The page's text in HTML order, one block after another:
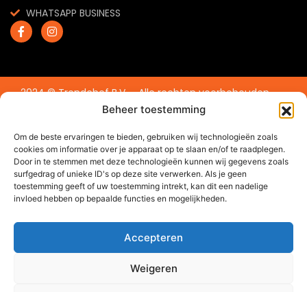
Beheer toestemming
Om de beste ervaringen te bieden, gebruiken wij technologieën zoals
cookies om informatie over je apparaat op te slaan en/of te raadplegen.
Door in te stemmen met deze technologieën kunnen wij gegevens zoals
surfgedrag of unieke ID's op deze site verwerken. Als je geen
toestemming geeft of uw toestemming intrekt, kan dit een nadelige
invloed hebben op bepaalde functies en mogelijkheden.
Accepteren
Weigeren
WHATSAPP BUSINESS
2024 © Trendchef B.V. - Alle rechten voorbehouden.
Website gemaakt doorArkdesign.nl